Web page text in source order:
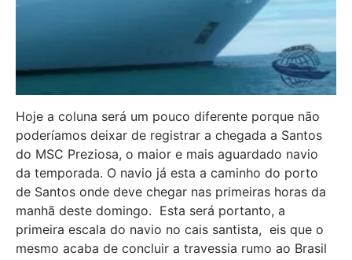
Hoje a coluna será um pouco diferente porque não
poderíamos deixar de registrar a chegada a Santos
do MSC Preziosa, o maior e mais aguardado navio
da temporada. O navio já esta a caminho do porto
de Santos onde deve chegar nas primeiras horas da
manhã deste domingo. Esta será portanto, a
primeira escala do navio no cais santista, eis que o
mesmo acaba de concluir a travessia rumo ao Brasil